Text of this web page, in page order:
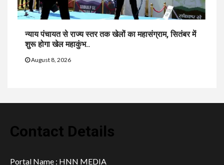
न्याय पंचायत से राज्य स्तर तक खेलों का महासंग्राम, सितंबर में
शुरू होगा खेल महाकुंभ..
August 8, 2026
Contact Details
Portal Name : HNN MEDIA